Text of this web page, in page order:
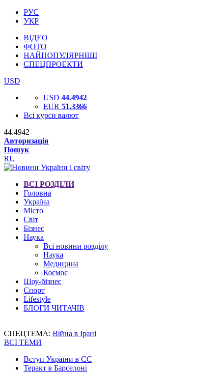
РУС
УКР
ВІДЕО
ФОТО
НАЙПОПУЛЯРНІШІ
СПЕЦПРОЕКТИ
USD
USD 44.4942
EUR 51.3366
Всі курси валют
44.4942
Авторизація
Пошук
RU
ВСІ РОЗДІЛИ
Головна
Україна
Місто
Світ
Бізнес
Наука
Всі новини розділу
Наука
Медицина
Космос
Шоу-бізнес
Спорт
Lifestyle
БЛОГИ ЧИТАЧІВ
СПЕЦТЕМА: Війна в Ірані
ВСІ ТЕМИ
Вступ України в ЄС
Теракт в Барселоні